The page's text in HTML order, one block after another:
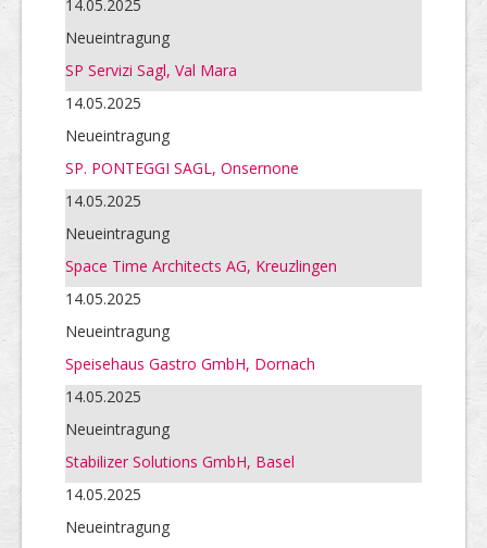
14.05.2025
Neueintragung
SP Servizi Sagl, Val Mara
14.05.2025
Neueintragung
SP. PONTEGGI SAGL, Onsernone
14.05.2025
Neueintragung
Space Time Architects AG, Kreuzlingen
14.05.2025
Neueintragung
Speisehaus Gastro GmbH, Dornach
14.05.2025
Neueintragung
Stabilizer Solutions GmbH, Basel
14.05.2025
Neueintragung